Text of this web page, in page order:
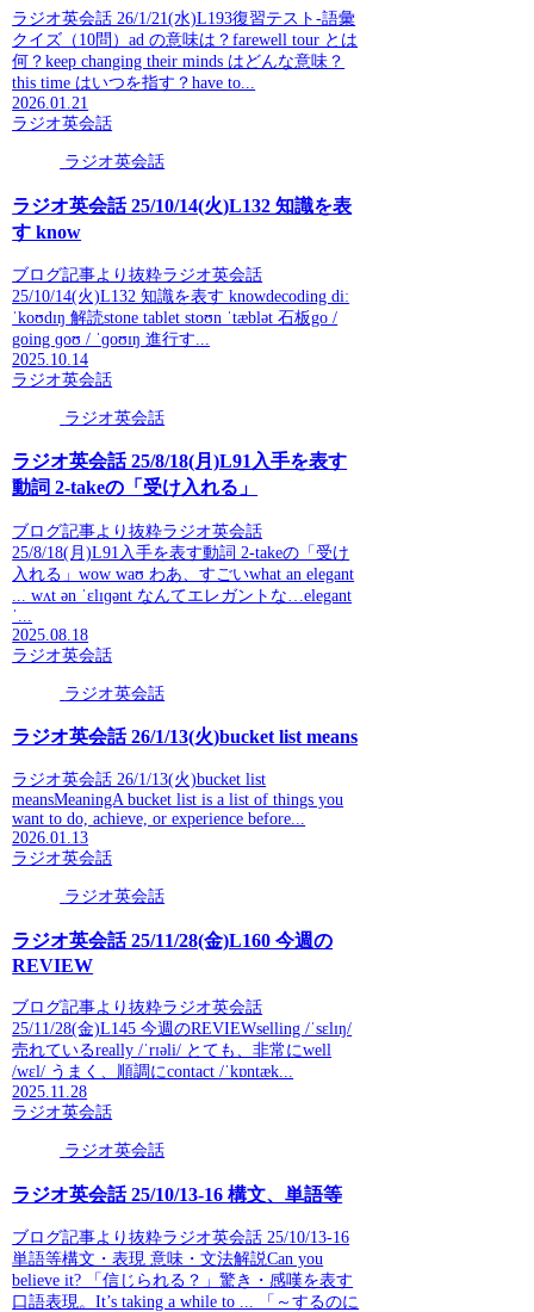
ラジオ英会話 26/1/21(水)L193復習テスト-語彙
クイズ（10問）ad の意味は？farewell tour とは
何？keep changing their minds はどんな意味？
this time はいつを指す？have to...
2026.01.21
ラジオ英会話
ラジオ英会話
ラジオ英会話 25/10/14(火)L132 知識を表
す know
ブログ記事より抜粋ラジオ英会話
25/10/14(火)L132 知識を表す knowdecoding diː
ˈkoʊdɪŋ 解読stone tablet stoʊn ˈtæblət 石板go /
going ɡoʊ / ˈɡoʊɪŋ 進行す...
2025.10.14
ラジオ英会話
ラジオ英会話
ラジオ英会話 25/8/18(月)L91入手を表す
動詞 2-takeの「受け入れる」
ブログ記事より抜粋ラジオ英会話
25/8/18(月)L91入手を表す動詞 2-takeの「受け
入れる」wow waʊ わあ、すごいwhat an elegant
... wʌt ən ˈɛlɪɡənt なんてエレガントな…elegant
ˈ...
2025.08.18
ラジオ英会話
ラジオ英会話
ラジオ英会話 26/1/13(火)bucket list means
ラジオ英会話 26/1/13(火)bucket list
meansMeaningA bucket list is a list of things you
want to do, achieve, or experience before...
2026.01.13
ラジオ英会話
ラジオ英会話
ラジオ英会話 25/11/28(金)L160 今週の
REVIEW
ブログ記事より抜粋ラジオ英会話
25/11/28(金)L145 今週のREVIEWselling /ˈsɛlɪŋ/
売れているreally /ˈrɪəli/ とても、非常にwell
/wɛl/ うまく、順調にcontact /ˈkɒntæk...
2025.11.28
ラジオ英会話
ラジオ英会話
ラジオ英会話 25/10/13-16 構文、単語等
ブログ記事より抜粋ラジオ英会話 25/10/13-16
単語等構文・表現 意味・文法解説Can you
believe it? 「信じられる？」驚き・感嘆を表す
口語表現。It’s taking a while to ... 「～するのに